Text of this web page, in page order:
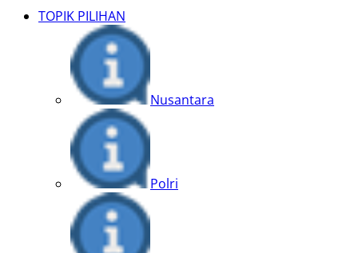
TOPIK PILIHAN
Nusantara
Polri